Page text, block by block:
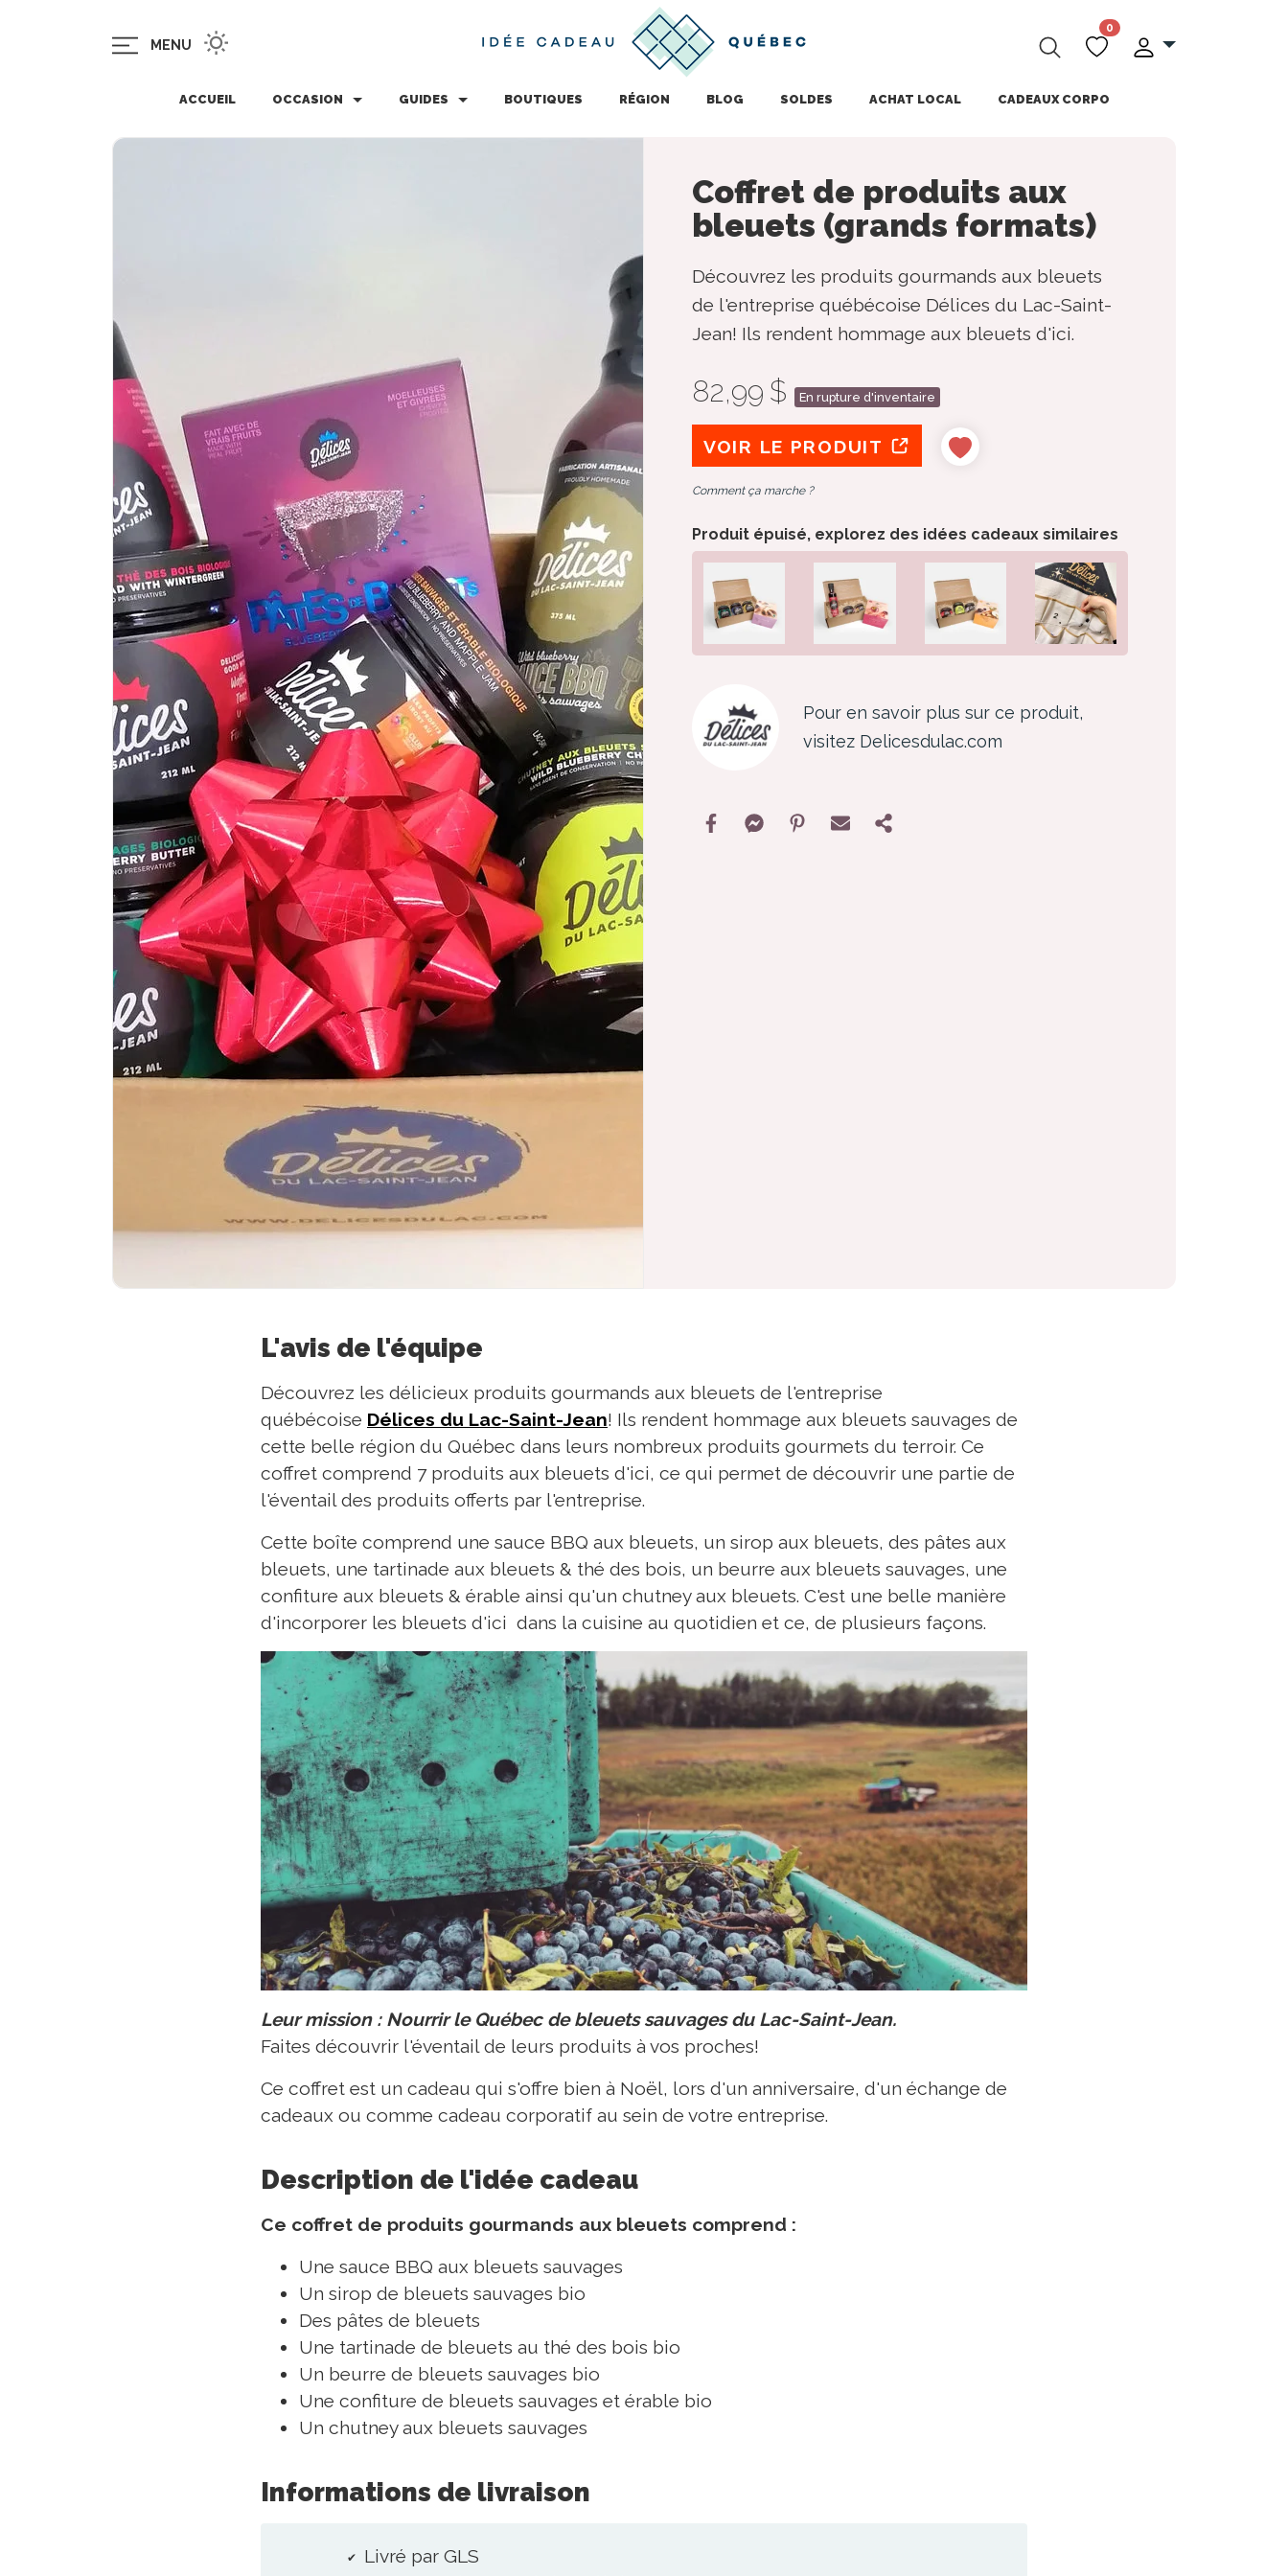
MENU
0
ACCUEIL OCCASION GUIDES BOUTIQUES RÉGION BLOG SOLDES ACHAT LOCAL CADEAUX CORPO
Coffret de produits aux
bleuets (grands formats)
Découvrez les produits gourmands aux bleuets
de l'entreprise québécoise Délices du Lac-Saint-
Jean! Ils rendent hommage aux bleuets d'ici.
82,99 $ En rupture d'inventaire
VOIR LE PRODUIT
Comment ça marche ?
Produit épuisé, explorez des idées cadeaux similaires
Pour en savoir plus sur ce produit,
visitez Delicesdulac.com
L'avis de l'équipe
Découvrez les délicieux produits gourmands aux bleuets de l'entreprise
québécoise Délices du Lac-Saint-Jean! Ils rendent hommage aux bleuets sauvages de
cette belle région du Québec dans leurs nombreux produits gourmets du terroir. Ce
coffret comprend 7 produits aux bleuets d'ici, ce qui permet de découvrir une partie de
l'éventail des produits offerts par l'entreprise.
Cette boîte comprend une sauce BBQ aux bleuets, un sirop aux bleuets, des pâtes aux
bleuets, une tartinade aux bleuets & thé des bois, un beurre aux bleuets sauvages, une
confiture aux bleuets & érable ainsi qu'un chutney aux bleuets. C'est une belle manière
d'incorporer les bleuets d'ici dans la cuisine au quotidien et ce, de plusieurs façons.
Leur mission : Nourrir le Québec de bleuets sauvages du Lac-Saint-Jean.
Faites découvrir l'éventail de leurs produits à vos proches!
Ce coffret est un cadeau qui s'offre bien à Noël, lors d'un anniversaire, d'un échange de
cadeaux ou comme cadeau corporatif au sein de votre entreprise.
Description de l'idée cadeau
Ce coffret de produits gourmands aux bleuets comprend :
Une sauce BBQ aux bleuets sauvages
Un sirop de bleuets sauvages bio
Des pâtes de bleuets
Une tartinade de bleuets au thé des bois bio
Un beurre de bleuets sauvages bio
Une confiture de bleuets sauvages et érable bio
Un chutney aux bleuets sauvages
Informations de livraison
Livré par GLS